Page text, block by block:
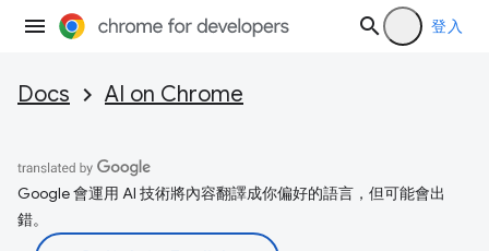
登入
Docs AI on Chrome
Google 會運用 AI 技術將內容翻譯成你偏好的語言，但可能會出
錯。